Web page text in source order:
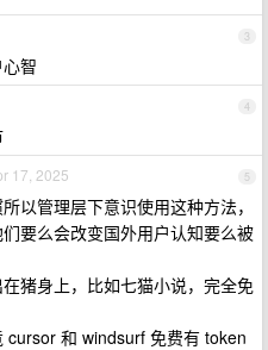
3
智
4
5
17, 2025
以管理层下意识使用这种方法，
要么会改变国外用户认知要么被
猪身上，比如七猫小说，完全免
cursor 和 windsurf 免费有 token